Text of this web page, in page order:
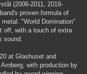
(2006-2011, 2019-
proven formula of
"World Domination"
off, with a touch of extra
sound.
at Glashuset and
with production by